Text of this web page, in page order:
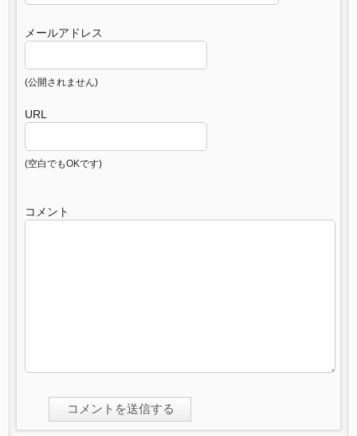
メールアドレス
(公開されません)
URL
(空白でもOKです)
コメント